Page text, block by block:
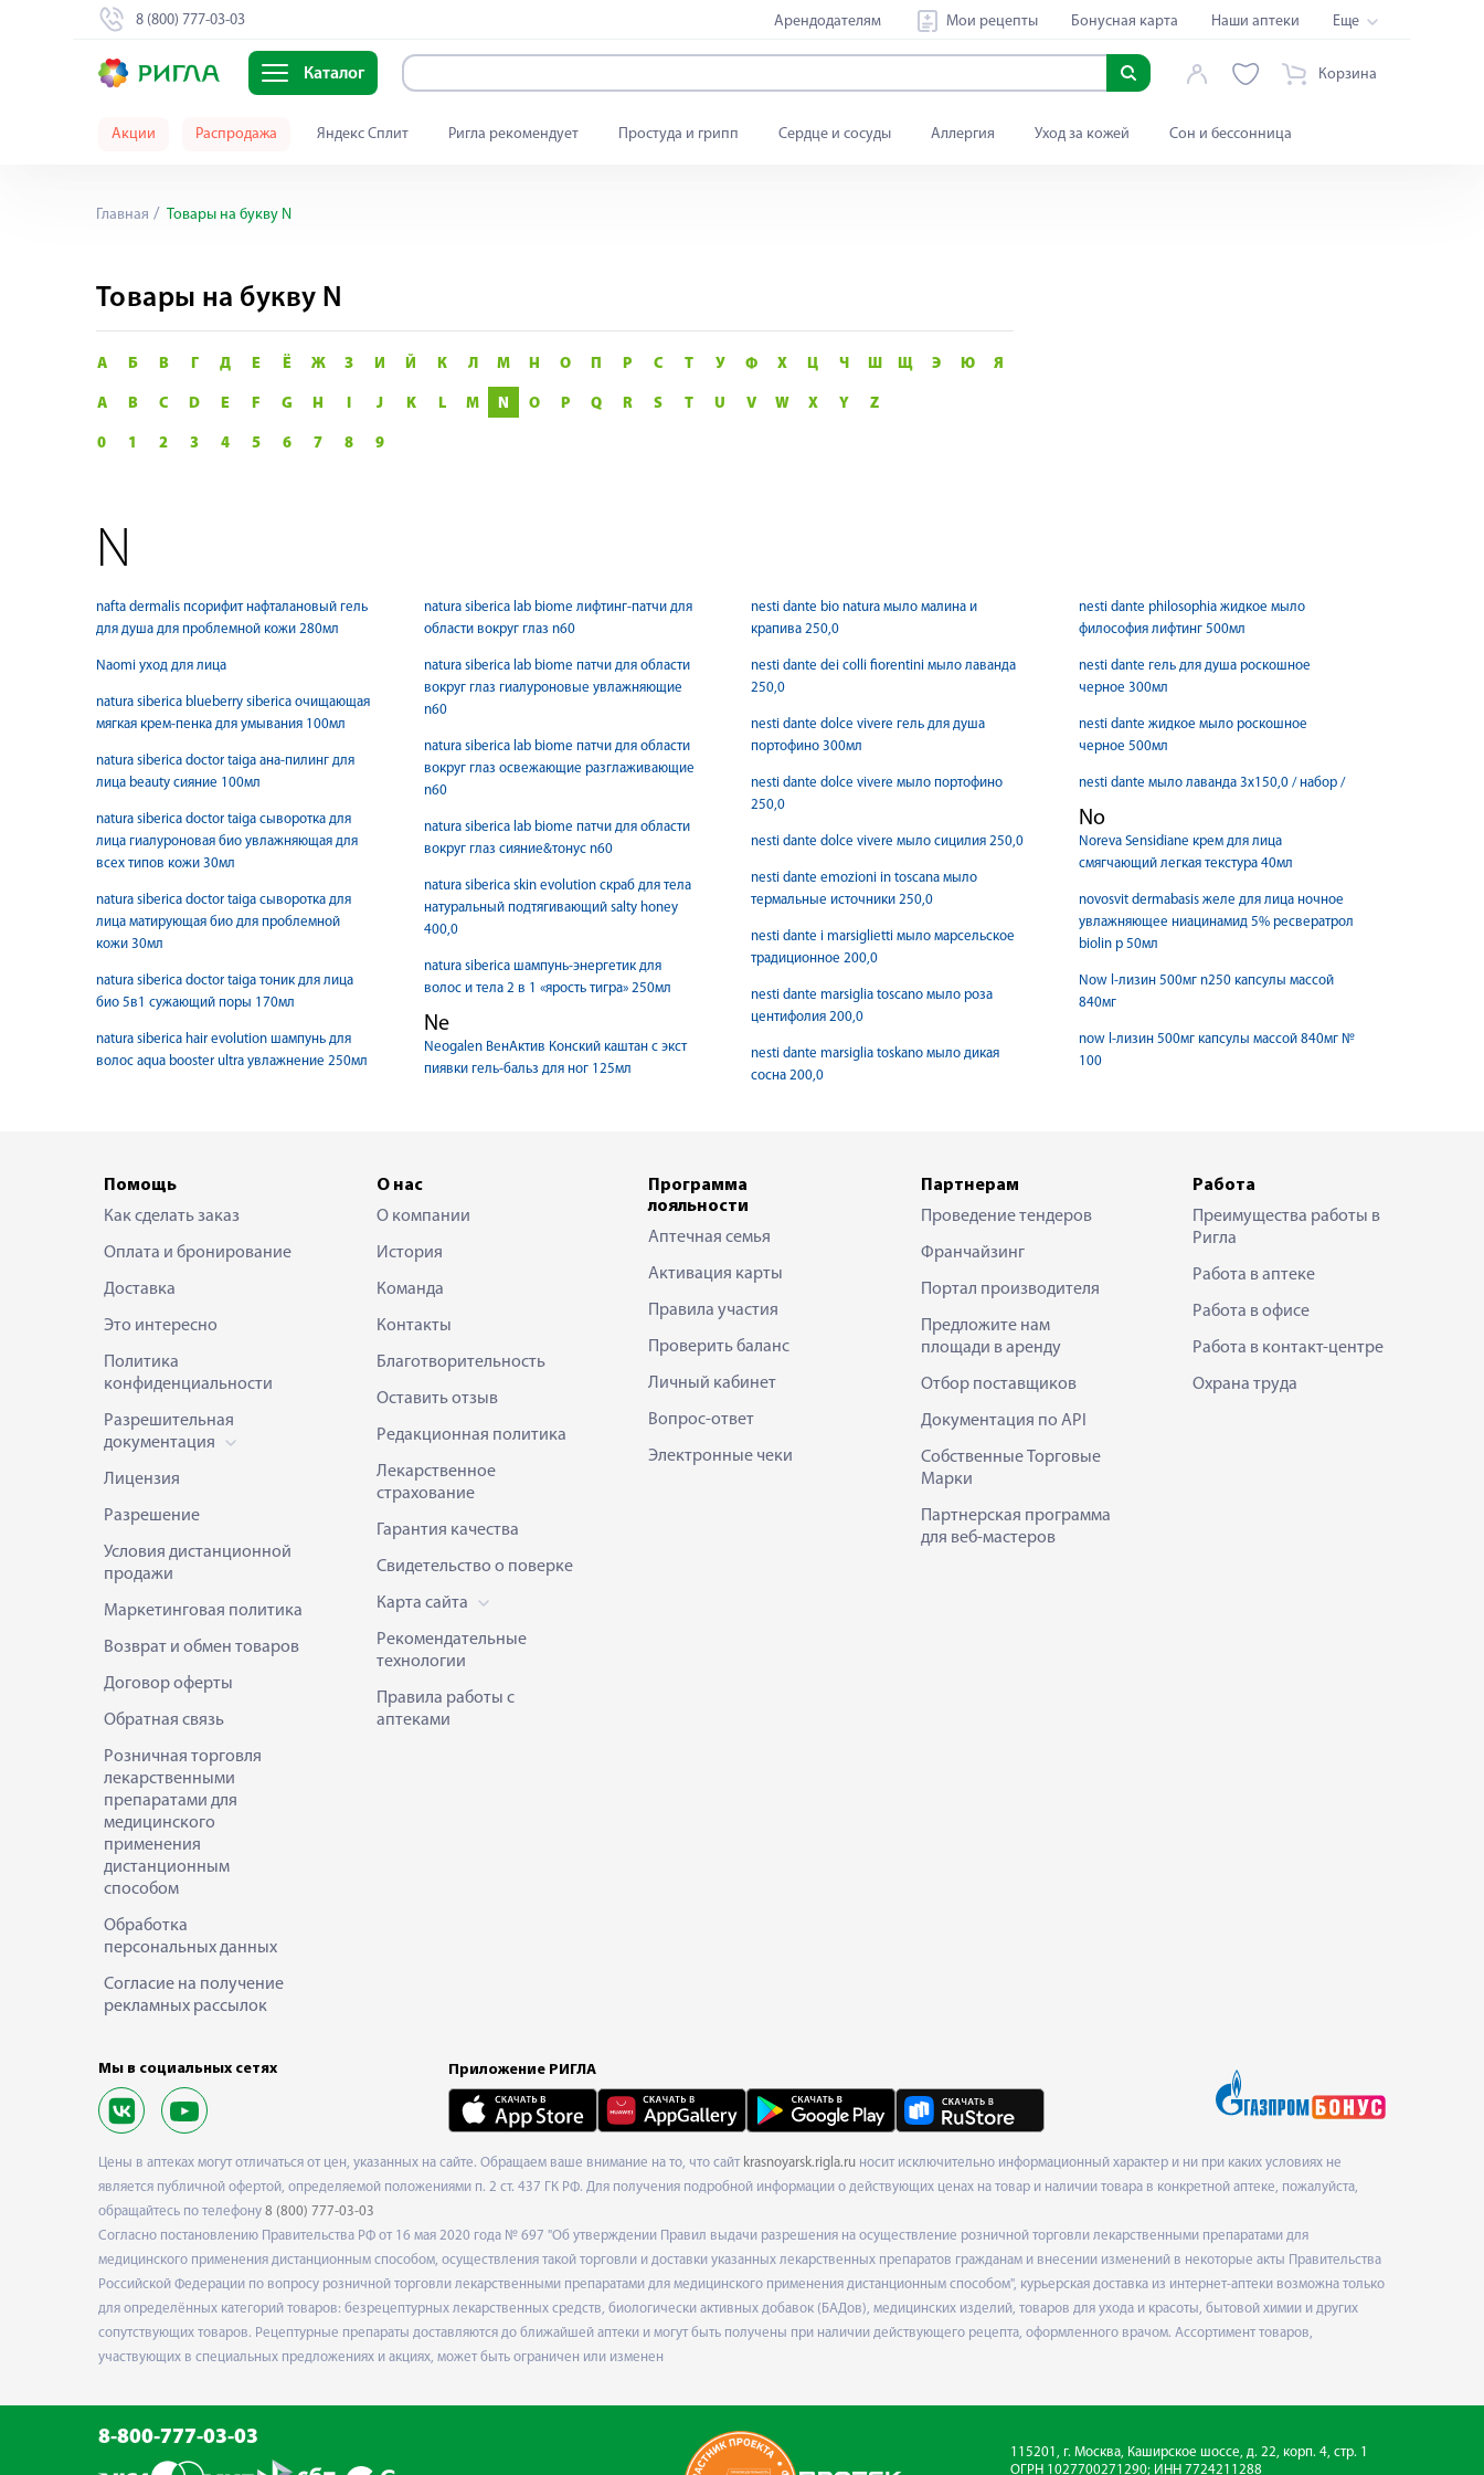
8 (800) 777-03-03 Арендодателям Мои рецепты Бонусная карта Наши аптеки Еще
Каталог Корзина
Акции Распродажа Яндекс Сплит Ригла рекомендует Простуда и грипп Сердце и сосуды Аллергия Уход за кожей Сон и бессонница
Главная Товары на букву N
Товары на букву N
А Б В Г Д Е Ё Ж З И Й К Л М Н О П Р С Т У Ф Х Ц Ч Ш Щ Э Ю Я
A B C D E F G H I J K L M N O P Q R S T U V W X Y Z
0 1 2 3 4 5 6 7 8 9
N
nafta dermalis псорифит нафталановый гель
для душа для проблемной кожи 280мл
Naomi уход для лица
natura siberica blueberry siberica очищающая
мягкая крем-пенка для умывания 100мл
natura siberica doctor taiga ана-пилинг для
лица beauty сияние 100мл
natura siberica doctor taiga сыворотка для
лица гиалуроновая био увлажняющая для
всех типов кожи 30мл
natura siberica doctor taiga сыворотка для
лица матирующая био для проблемной
кожи 30мл
natura siberica doctor taiga тоник для лица
био 5в1 сужающий поры 170мл
natura siberica hair evolution шампунь для
волос aqua booster ultra увлажнение 250мл
natura siberica lab biome лифтинг-патчи для
области вокруг глаз n60
natura siberica lab biome патчи для области
вокруг глаз гиалуроновые увлажняющие
n60
natura siberica lab biome патчи для области
вокруг глаз освежающие разглаживающие
n60
natura siberica lab biome патчи для области
вокруг глаз сияние&тонус n60
natura siberica skin evolution скраб для тела
натуральный подтягивающий salty honey
400,0
natura siberica шампунь-энергетик для
волос и тела 2 в 1 «ярость тигра» 250мл
Ne
Neogalen ВенАктив Конский каштан с экст
пиявки гель-бальз для ног 125мл
nesti dante bio natura мыло малина и
крапива 250,0
nesti dante dei colli fiorentini мыло лаванда
250,0
nesti dante dolce vivere гель для душа
портофино 300мл
nesti dante dolce vivere мыло портофино
250,0
nesti dante dolce vivere мыло сицилия 250,0
nesti dante emozioni in toscana мыло
термальные источники 250,0
nesti dante i marsiglietti мыло марсельское
традиционное 200,0
nesti dante marsiglia toscano мыло роза
центифолия 200,0
nesti dante marsiglia toskano мыло дикая
сосна 200,0
nesti dante philosophia жидкое мыло
философия лифтинг 500мл
nesti dante гель для душа роскошное
черное 300мл
nesti dante жидкое мыло роскошное
черное 500мл
nesti dante мыло лаванда 3x150,0 / набор /
No
Noreva Sensidiane крем для лица
смягчающий легкая текстура 40мл
novosvit dermabasis желе для лица ночное
увлажняющее ниацинамид 5% ресвератрол
biolin p 50мл
Now l-лизин 500мг n250 капсулы массой
840мг
now l-лизин 500мг капсулы массой 840мг №
100
Помощь
Как сделать заказ
Оплата и бронирование
Доставка
Это интересно
Политика
конфиденциальности
Разрешительная
документация
Лицензия
Разрешение
Условия дистанционной
продажи
Маркетинговая политика
Возврат и обмен товаров
Договор оферты
Обратная связь
Розничная торговля
лекарственными
препаратами для
медицинского
применения
дистанционным
способом
Обработка
персональных данных
Согласие на получение
рекламных рассылок
О нас
О компании
История
Команда
Контакты
Благотворительность
Оставить отзыв
Редакционная политика
Лекарственное
страхование
Гарантия качества
Свидетельство о поверке
Карта сайта
Рекомендательные
технологии
Правила работы с
аптеками
Программа
лояльности
Аптечная семья
Активация карты
Правила участия
Проверить баланс
Личный кабинет
Вопрос-ответ
Электронные чеки
Партнерам
Проведение тендеров
Франчайзинг
Портал производителя
Предложите нам
площади в аренду
Отбор поставщиков
Документация по API
Собственные Торговые
Марки
Партнерская программа
для веб-мастеров
Работа
Преимущества работы в
Ригла
Работа в аптеке
Работа в офисе
Работа в контакт-центре
Охрана труда
Мы в социальных сетях Приложение РИГЛА
Цены в аптеках могут отличаться от цен, указанных на сайте. Обращаем ваше внимание на то, что сайт krasnoyarsk.rigla.ru носит исключительно информационный характер и ни при каких условиях не
является публичной офертой, определяемой положениями п. 2 ст. 437 ГК РФ. Для получения подробной информации о действующих ценах на товар и наличии товара в конкретной аптеке, пожалуйста,
обращайтесь по телефону 8 (800) 777-03-03
Согласно постановлению Правительства РФ от 16 мая 2020 года № 697 "Об утверждении Правил выдачи разрешения на осуществление розничной торговли лекарственными препаратами для
медицинского применения дистанционным способом, осуществления такой торговли и доставки указанных лекарственных препаратов гражданам и внесении изменений в некоторые акты Правительства
Российской Федерации по вопросу розничной торговли лекарственными препаратами для медицинского применения дистанционным способом", курьерская доставка из интернет-аптеки возможна только
для определённых категорий товаров: безрецептурных лекарственных средств, биологически активных добавок (БАДов), медицинских изделий, товаров для ухода и красоты, бытовой химии и других
сопутствующих товаров. Рецептурные препараты доставляются до ближайшей аптеки и могут быть получены при наличии действующего рецепта, оформленного врачом. Ассортимент товаров,
участвующих в специальных предложениях и акциях, может быть ограничен или изменен
8-800-777-03-03
115201, г. Москва, Каширское шоссе, д. 22, корп. 4, стр. 1
ОГРН 1027700271290; ИНН 7724211288